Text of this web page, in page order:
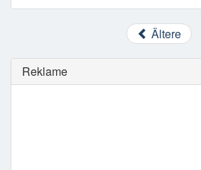
Ältere
Reklame